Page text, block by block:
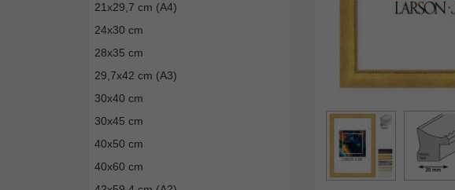
21x29,7 cm (A4)
24x30 cm
28x35 cm
29,7x42 cm (A3)
30x40 cm
30x45 cm
40x50 cm
40x60 cm